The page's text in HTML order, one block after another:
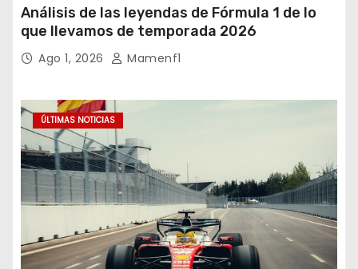
Análisis de las leyendas de Fórmula 1 de lo
que llevamos de temporada 2026
Ago 1, 2026 Mamenf1
ÚLTIMAS NOTICIAS